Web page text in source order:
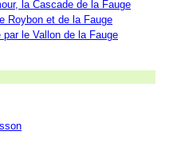
la Cascade de la Fauge
Roybon et de la Fauge
le Vallon de la Fauge